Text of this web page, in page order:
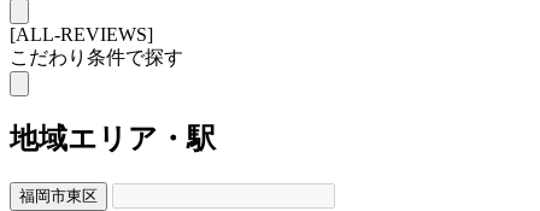
[ALL-REVIEWS]
こだわり条件で探す
地域エリア・駅
福岡市東区